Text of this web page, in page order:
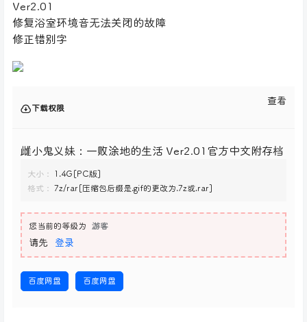
Ver2.01
修复浴室环境音无法关闭的故障
修正错别字
下载权限
查看
雌小鬼义妹：一败涂地的生活 Ver2.01官方中文附存档
大小：
1.4G[PC版]
格式：
7z/rar[压缩包后缀是.gif的更改为.7z或.rar]
您当前的等级为 游客
请先 登录
百度网盘 百度网盘